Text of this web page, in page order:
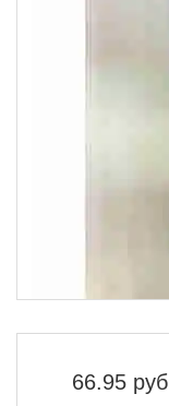
66.95 руб